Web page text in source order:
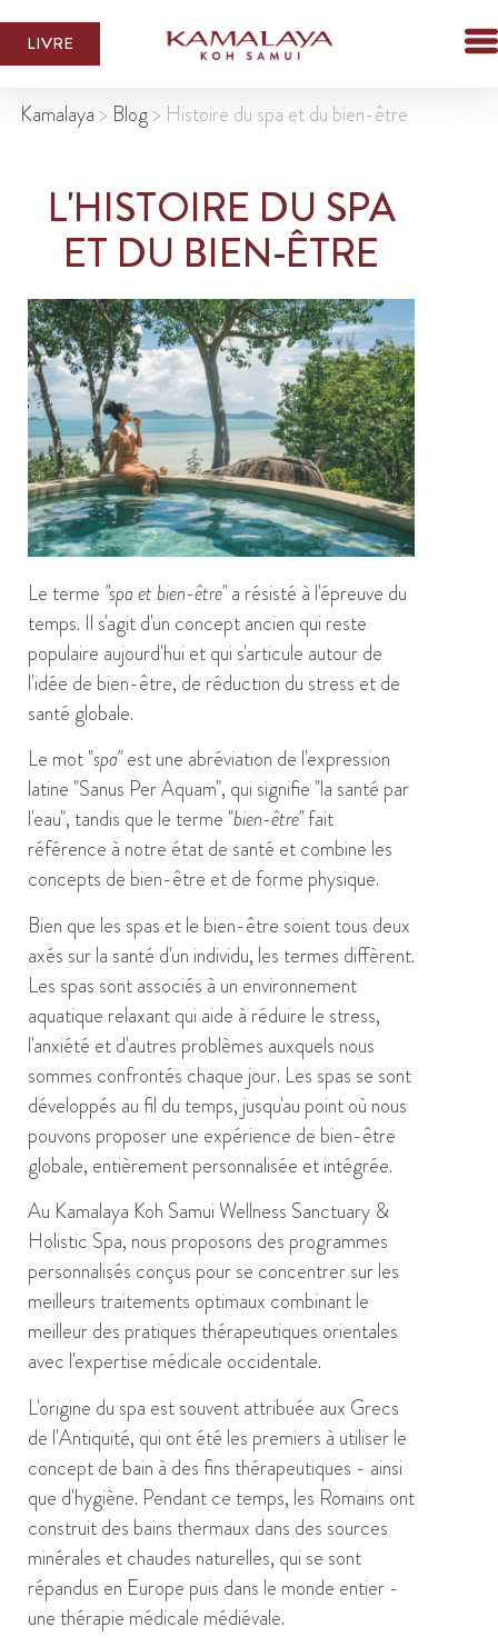
LIVRE
Kamalaya> Blog> Histoire du spa et du bien-être
L'HISTOIRE DU SPA
ET DU BIEN-ÊTRE
Le terme "spa et bien-être"a résisté à l'épreuve du
temps. Il s'agit d'un concept ancien qui reste
populaire aujourd'hui et qui s'articule autour de
l'idée de bien-être, de réduction du stress et de
santé globale.
Le mot "spa"est une abréviation de l'expression
latine "Sanus Per Aquam", qui signifie "la santé par
l'eau", tandis que le terme "bien-être"fait
référence à notre état de santé et combine les
concepts de bien-être et de forme physique.
Bien que les spas et le bien-être soient tous deux
axés sur la santé d'un individu, les termes diffèrent.
Les spas sont associés à un environnement
aquatique relaxant qui aide à réduire le stress,
l'anxiété et d'autres problèmes auxquels nous
sommes confrontés chaque jour. Les spas se sont
développés au fil du temps, jusqu'au point où nous
pouvons proposer une expérience de bien-être
globale, entièrement personnalisée et intégrée.
Au Kamalaya Koh Samui Wellness Sanctuary &
Holistic Spa, nous proposons des programmes
personnalisés conçus pour se concentrer sur les
meilleurs traitements optimaux combinant le
meilleur des pratiques thérapeutiques orientales
avec l'expertise médicale occidentale.
L'origine du spa est souvent attribuée aux Grecs
de l'Antiquité, qui ont été les premiers à utiliser le
concept de bain à des fins thérapeutiques - ainsi
que d'hygiène. Pendant ce temps, les Romains ont
construit des bains thermaux dans des sources
minérales et chaudes naturelles, qui se sont
répandus en Europe puis dans le monde entier -
une thérapie médicale médiévale.